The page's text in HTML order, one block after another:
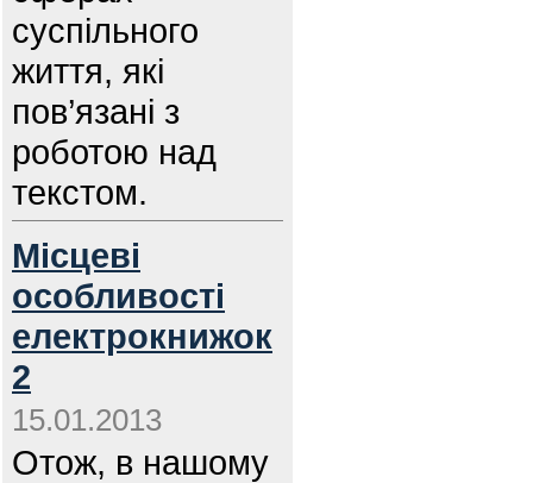
суспільного
життя, які
пов’язані з
роботою над
текстом.
Місцеві
особливості
електрокнижок
2
15.01.2013
Отож, в нашому